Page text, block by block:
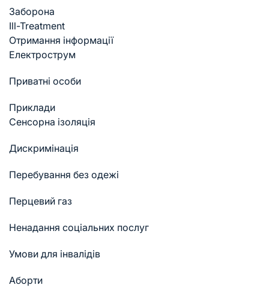
Заборона
Ill-Treatment
Отримання інформації
Електрострум
Приватні особи
Приклади
Cенсорна ізоляція
Дискримінація
Перебування без одежі
Перцевий газ
Ненадання соціальних послуг
Умови для інвалідів
Аборти